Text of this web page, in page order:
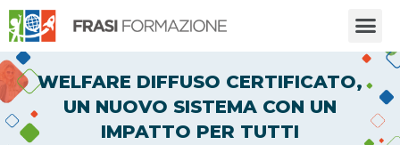
WELFARE DIFFUSO CERTIFICATO,
UN NUOVO SISTEMA CON UN
IMPATTO PER TUTTI